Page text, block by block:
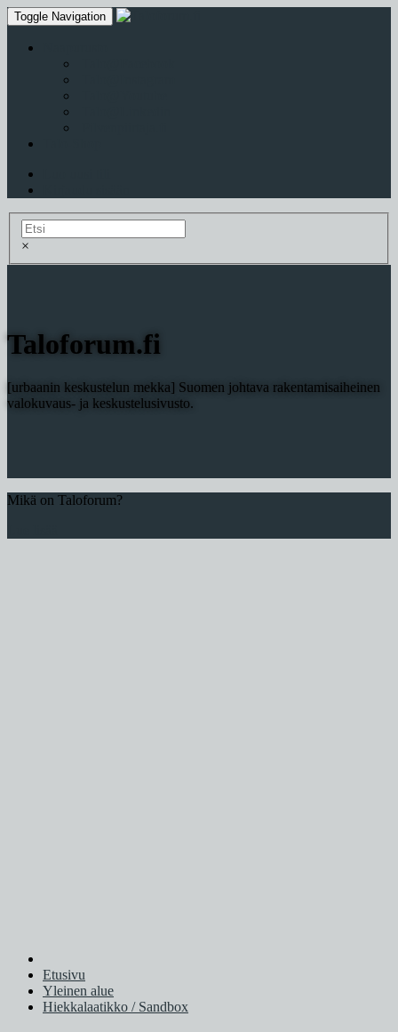
Toggle Navigation
×
Taloforum.fi
[urbaanin keskustelun mekka] Suomen johtava rakentamisaiheinen
valokuvaus- ja keskustelusivusto.
Mikä on Taloforum?
Etusivu
Yleinen alue
Hiekkalaatikko / Sandbox